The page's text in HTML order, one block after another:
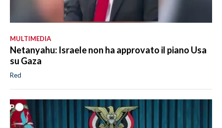
MULTIMEDIA
Netanyahu: Israele non ha approvato il piano Usa
su Gaza
Red